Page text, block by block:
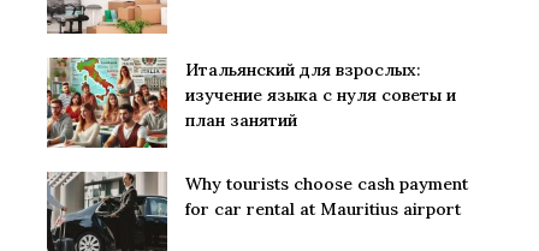
Итальянский для взрослых:
изучение языка с нуля советы и
план занятий
Why tourists choose cash payment
for car rental at Mauritius airport